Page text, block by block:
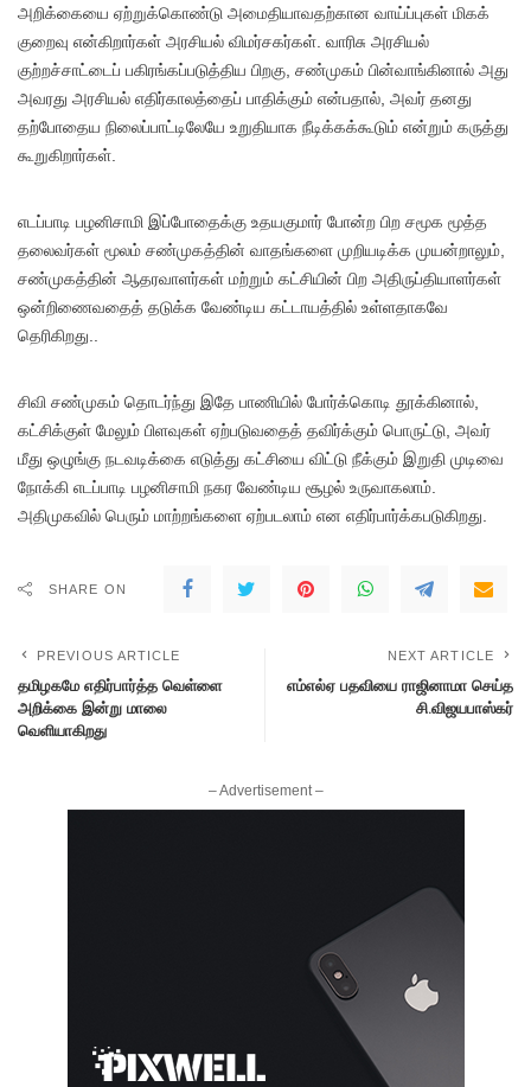
அறிக்கையை ஏற்றுக்கொண்டு அமைதியாவதற்கான வாய்ப்புகள் மிகக்
குறைவு என்கிறார்கள் அரசியல் விமர்சகர்கள். வாரிசு அரசியல்
குற்றச்சாட்டைப் பகிரங்கப்படுத்திய பிறகு, சண்முகம் பின்வாங்கினால் அது
அவரது அரசியல் எதிர்காலத்தைப் பாதிக்கும் என்பதால், அவர் தனது
தற்போதைய நிலைப்பாட்டிலேயே உறுதியாக நீடிக்கக்கூடும் என்றும் கருத்து
கூறுகிறார்கள்.
எடப்பாடி பழனிசாமி இப்போதைக்கு உதயகுமார் போன்ற பிற சமூக மூத்த
தலைவர்கள் மூலம் சண்முகத்தின் வாதங்களை முறியடிக்க முயன்றாலும்,
சண்முகத்தின் ஆதரவாளர்கள் மற்றும் கட்சியின் பிற அதிருப்தியாளர்கள்
ஒன்றிணைவதைத் தடுக்க வேண்டிய கட்டாயத்தில் உள்ளதாகவே
தெரிகிறது..
சிவி சண்முகம் தொடர்ந்து இதே பாணியில் போர்க்கொடி தூக்கினால்,
கட்சிக்குள் மேலும் பிளவுகள் ஏற்படுவதைத் தவிர்க்கும் பொருட்டு, அவர்
மீது ஒழுங்கு நடவடிக்கை எடுத்து கட்சியை விட்டு நீக்கும் இறுதி முடிவை
நோக்கி எடப்பாடி பழனிசாமி நகர வேண்டிய சூழல் உருவாகலாம்.
அதிமுகவில் பெரும் மாற்றங்களை ஏற்படலாம் என எதிர்பார்க்கபடுகிறது.
SHARE ON
PREVIOUS ARTICLE
தமிழகமே எதிர்பார்த்த வெள்ளை
அறிக்கை இன்று மாலை
வெளியாகிறது
NEXT ARTICLE
எம்எல்ஏ பதவியை ராஜினாமா செய்த
சி.விஜயபாஸ்கர்
– Advertisement –